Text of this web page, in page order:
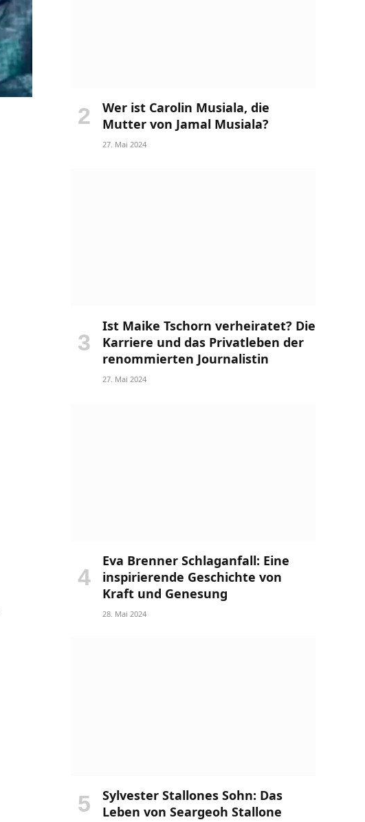
Wer ist Carolin Musiala, die
Mutter von Jamal Musiala?
27. Mai 2024
Ist Maike Tschorn verheiratet? Die
Karriere und das Privatleben der
renommierten Journalistin
27. Mai 2024
Eva Brenner Schlaganfall: Eine
inspirierende Geschichte von
Kraft und Genesung
28. Mai 2024
Sylvester Stallones Sohn: Das
Leben von Seargeoh Stallone